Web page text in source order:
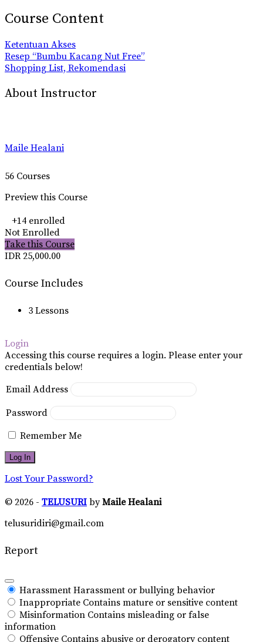
Course Content
Ketentuan Akses
Resep “Bumbu Kacang Nut Free”
Shopping List, Rekomendasi
About Instructor
Maile Healani
56 Courses
Preview this Course
+14 enrolled
Not Enrolled
Take this Course
IDR 25,000.00
Course Includes
3 Lessons
Login
Accessing this course requires a login. Please enter your
credentials below!
Email Address
Password
Remember Me
Lost Your Password?
© 2026 - TELUSURI byMaile Healani
telusuridiri@gmail.com
Report
Harassment Harassment or bullying behavior
Inappropriate Contains mature or sensitive content
Misinformation Contains misleading or false
information
Offensive Contains abusive or derogatory content